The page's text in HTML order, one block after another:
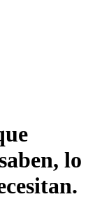
saben, lo
.